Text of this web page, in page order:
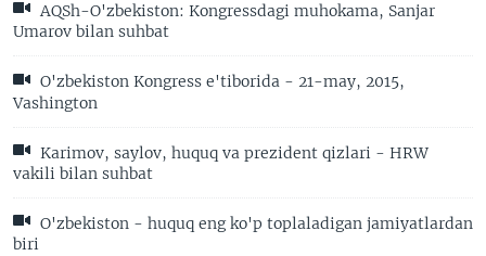
AQSh-O'zbekiston: Kongressdagi muhokama, Sanjar
Umarov bilan suhbat
O'zbekiston Kongress e'tiborida - 21-may, 2015,
Vashington
Karimov, saylov, huquq va prezident qizlari - HRW
vakili bilan suhbat
O'zbekiston - huquq eng ko'p toplaladigan jamiyatlardan
biri